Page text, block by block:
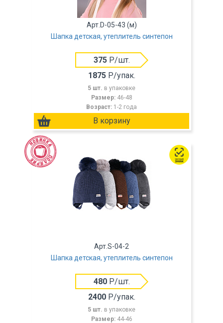
Арт.D-05-43 (м)
Шапка детская, утеплитель синтепон
375Р/шт.
1875Р/упак.
5 шт. в упаковке
Размер: 46-48
Возраст: 1-2 года
Арт.S-04-2
Шапка детская, утеплитель синтепон
480Р/шт.
2400Р/упак.
5 шт. в упаковке
Размер: 44-46